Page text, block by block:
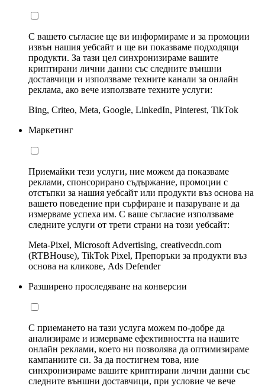
С вашето съгласие ще ви информираме и за промоции
извън нашия уебсайт и ще ви показваме подходящи
продукти. За тази цел синхронизираме вашите
криптирани лични данни със следните външни
доставчици и използваме техните канали за онлайн
реклама, ако вече използвате техните услуги:
Bing, Criteo, Meta, Google, LinkedIn, Pinterest, TikTok
Маркетинг
Приемайки тези услуги, ние можем да показваме
реклами, спонсорирано съдържание, промоции с
отстъпки за нашия уебсайт или продукти въз основа на
вашето поведение при сърфиране и пазаруване и да
измерваме успеха им. С ваше съгласие използваме
следните услуги от трети страни на този уебсайт:
Meta-Pixel, Microsoft Advertising, creativecdn.com
(RTBHouse), TikTok Pixel, Препоръки за продукти въз
основа на кликове, Ads Defender
Разширено проследяване на конверсии
С приемането на тази услуга можем по-добре да
анализираме и измерваме ефективността на нашите
онлайн реклами, което ни позволява да оптимизираме
кампаниите си. За да постигнем това, ние
синхронизираме вашите криптирани лични данни със
следните външни доставчици, при условие че вече